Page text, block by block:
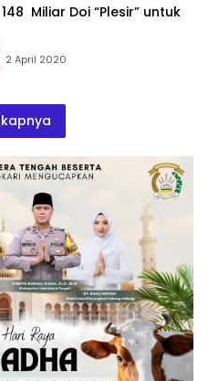
Miliar Doi “Plesir” untuk
2 April 2020